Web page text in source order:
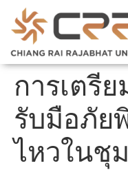
การเตรี
รับมือภัย
ไหวในชุ